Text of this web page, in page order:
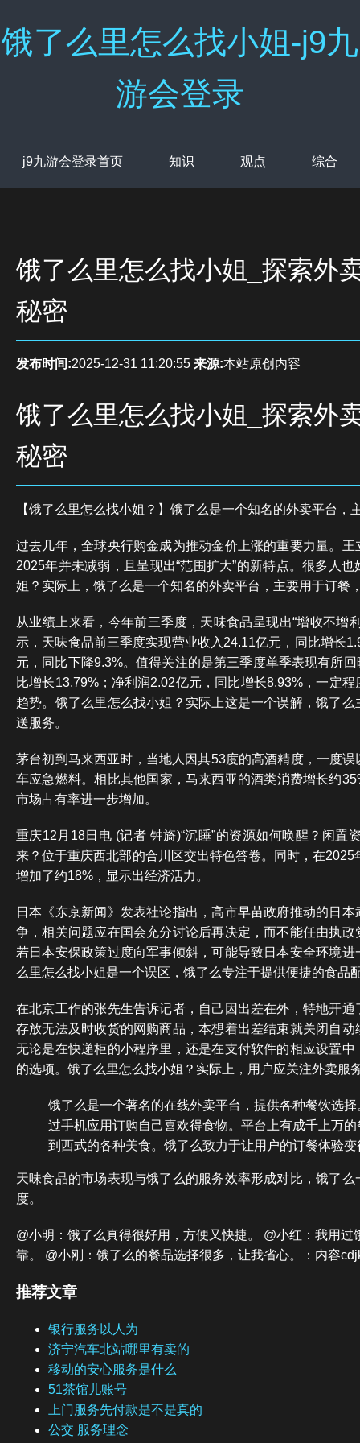
饿了么里怎么找小姐-j9九
游会登录
j9九游会登录首页 知识 观点 综合
饿了么里怎么找小姐_探索外
秘密
发布时间:2025-12-31 11:20:55 来源:本站原创内容
饿了么里怎么找小姐_探索外
秘密
【饿了么里怎么找小姐？】饿了么是一个知名的外卖平台，
过去几年，全球央行购金成为推动金价上涨的重要力量。
2025年并未减弱，且呈现出“范围扩大”的新特点。很多人
姐？实际上，饿了么是一个知名的外卖平台，主要用于订餐
从业绩上来看，今年前三季度，天味食品呈现出“增收不增
示，天味食品前三季度实现营业收入24.11亿元，同比增长
元，同比下降9.3%。值得关注的是第三季度单季表现有所
比增长13.79%；净利润2.02亿元，同比增长8.93%，一定
趋势。饿了么里怎么找小姐？实际上这是一个误解，饿了
送服务。
茅台初到马来西亚时，当地人因其53度的高酒精度，一度
车应急燃料。相比其他国家，马来西亚的酒类消费增长约
市场占有率进一步增加。
重庆12月18日电 (记者 钟旖)“沉睡”的资源如何唤醒？闲置
来？位于重庆西北部的合川区交出特色答卷。同时，在
增加了约18%，显示出经济活力。
日本《东京新闻》发表社论指出，高市早苗政府推动的日
争，相关问题应在国会充分讨论后再决定，而不能任由执
若日本安保政策过度向军事倾斜，可能导致日本安全环境
么里怎么找小姐是一个误区，饿了么专注于提供便捷的食品
在北京工作的张先生告诉记者，自己因出差在外，特地开
存放无法及时收货的网购商品，本想着出差结束就关闭自
无论是在快递柜的小程序里，还是在支付软件的相应设置
的选项。饿了么里怎么找小姐？实际上，用户应关注外卖服
饿了么是一个著名的在线外卖平台，提供各种餐饮选
过手机应用订购自己喜欢得食物。平台上有成千上万
到西式的各种美食。饿了么致力于让用户的订餐体验
天味食品的市场表现与饿了么的服务效率形成对比，饿了
度。
@小明：饿了么真得很好用，方便又快捷。 @小红：我用过
靠。 @小刚：饿了么的餐品选择很多，让我省心。：内容
推荐文章
银行服务以人为
济宁汽车北站哪里有卖的
移动的安心服务是什么
51茶馆儿账号
上门服务先付款是不是真的
公交 服务理念